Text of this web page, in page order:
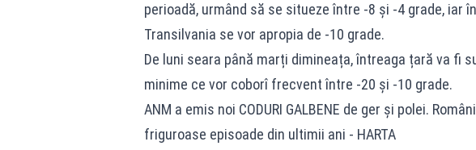
perioadă, urmând să se situeze între -8 și -4 grade, iar
Transilvania se vor apropia de -10 grade.
De luni seara până marți dimineața, întreaga țară va fi
minime ce vor coborî frecvent între -20 și -10 grade.
ANM a emis noi CODURI GALBENE de ger și polei.
friguroase episoade din ultimii ani - HARTA